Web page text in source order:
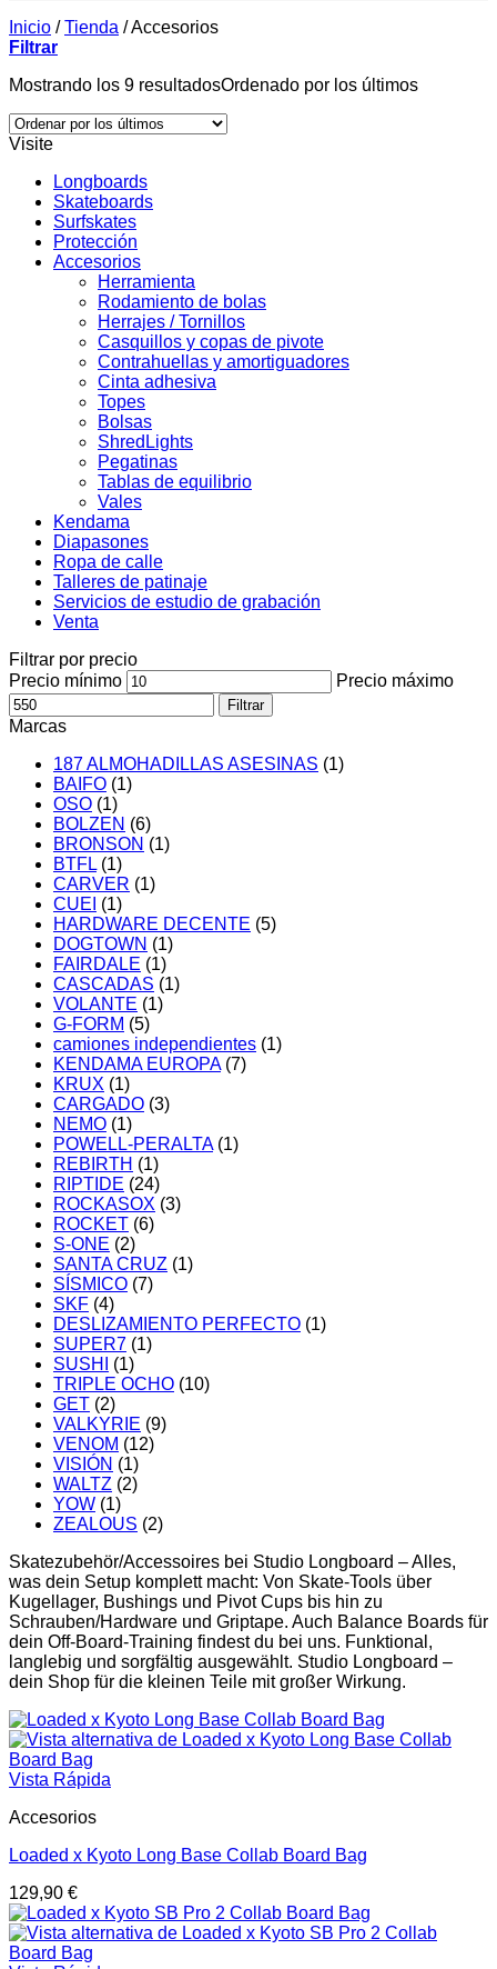
Inicio / Tienda /Accesorios
Filtrar
Mostrando los 9 resultadosOrdenado por los últimos
Visite
Longboards
Skateboards
Surfskates
Protección
Accesorios
Herramienta
Rodamiento de bolas
Herrajes / Tornillos
Casquillos y copas de pivote
Contrahuellas y amortiguadores
Cinta adhesiva
Topes
Bolsas
ShredLights
Pegatinas
Tablas de equilibrio
Vales
Kendama
Diapasones
Ropa de calle
Talleres de patinaje
Servicios de estudio de grabación
Venta
Filtrar por precio
Precio mínimo
Precio máximo
Filtrar
Marcas
187 ALMOHADILLAS ASESINAS (1)
BAIFO (1)
OSO (1)
BOLZEN (6)
BRONSON (1)
BTFL (1)
CARVER (1)
CUEI (1)
HARDWARE DECENTE (5)
DOGTOWN (1)
FAIRDALE (1)
CASCADAS (1)
VOLANTE (1)
G-FORM (5)
camiones independientes (1)
KENDAMA EUROPA (7)
KRUX (1)
CARGADO (3)
NEMO (1)
POWELL-PERALTA (1)
REBIRTH (1)
RIPTIDE (24)
ROCKASOX (3)
ROCKET (6)
S-ONE (2)
SANTA CRUZ (1)
SÍSMICO (7)
SKF (4)
DESLIZAMIENTO PERFECTO (1)
SUPER7 (1)
SUSHI
(1)
TRIPLE OCHO (10)
GET (2)
VALKYRIE (9)
VENOM (12)
VISIÓN (1)
WALTZ (2)
YOW (1)
ZEALOUS (2)
Skatezubehör/Accessoires bei Studio Longboard – Alles,
was dein Setup komplett macht: Von Skate-Tools über
Kugellager, Bushings und Pivot Cups bis hin zu
Schrauben/Hardware und Griptape. Auch Balance Boards für
dein Off-Board-Training findest du bei uns. Funktional,
langlebig und sorgfältig ausgewählt. Studio Longboard –
dein Shop für die kleinen Teile mit großer Wirkung.
Vista Rápida
Accesorios
Loaded x Kyoto Long Base Collab Board Bag
129,90 €